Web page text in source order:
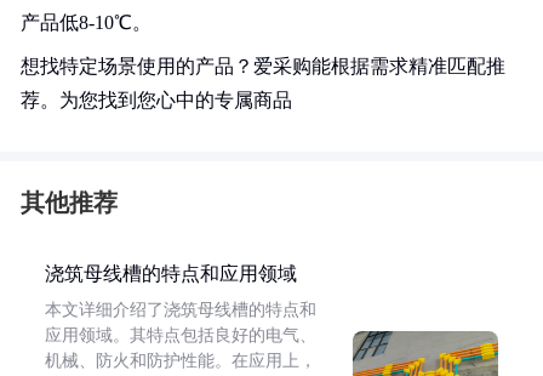
产品低8-10℃。
想找特定场景使用的产品？爱采购能根据需求精准匹配推
荐。为您找到您心中的专属商品
其他推荐
浇筑母线槽的特点和应用领域
本文详细介绍了浇筑母线槽的特点和
应用领域。其特点包括良好的电气、
机械、防火和防护性能。在应用上，